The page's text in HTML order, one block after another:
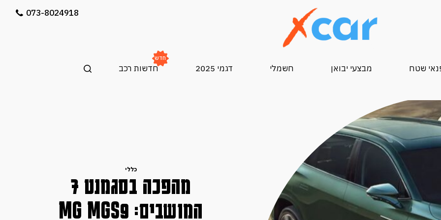
073-8024918
שטח מבצעי יבואן חשמלי דגמי 2025
חדש
חדשות רכב
כללי
בקרוב בארץ
הונגצ׳י EHS5 בישראל:
SUV חשמלי יוקרתי
בקרוב בארץ